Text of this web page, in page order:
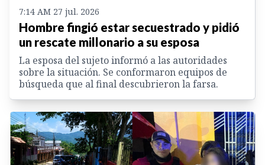
7:14 AM 27 jul. 2026
Hombre fingió estar secuestrado y pidió
un rescate millonario a su esposa
La esposa del sujeto informó a las autoridades
sobre la situación. Se conformaron equipos de
búsqueda que al final descubrieron la farsa.